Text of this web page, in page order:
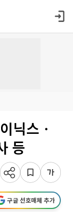
닉스ㆍ
등
구글 선호매체 추가